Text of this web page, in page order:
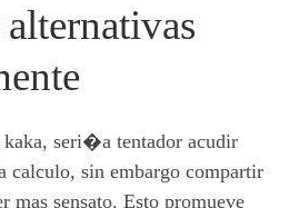
seri�a tentador acudir
calculo, sin embargo compartir
mas sensato. Esto promueve